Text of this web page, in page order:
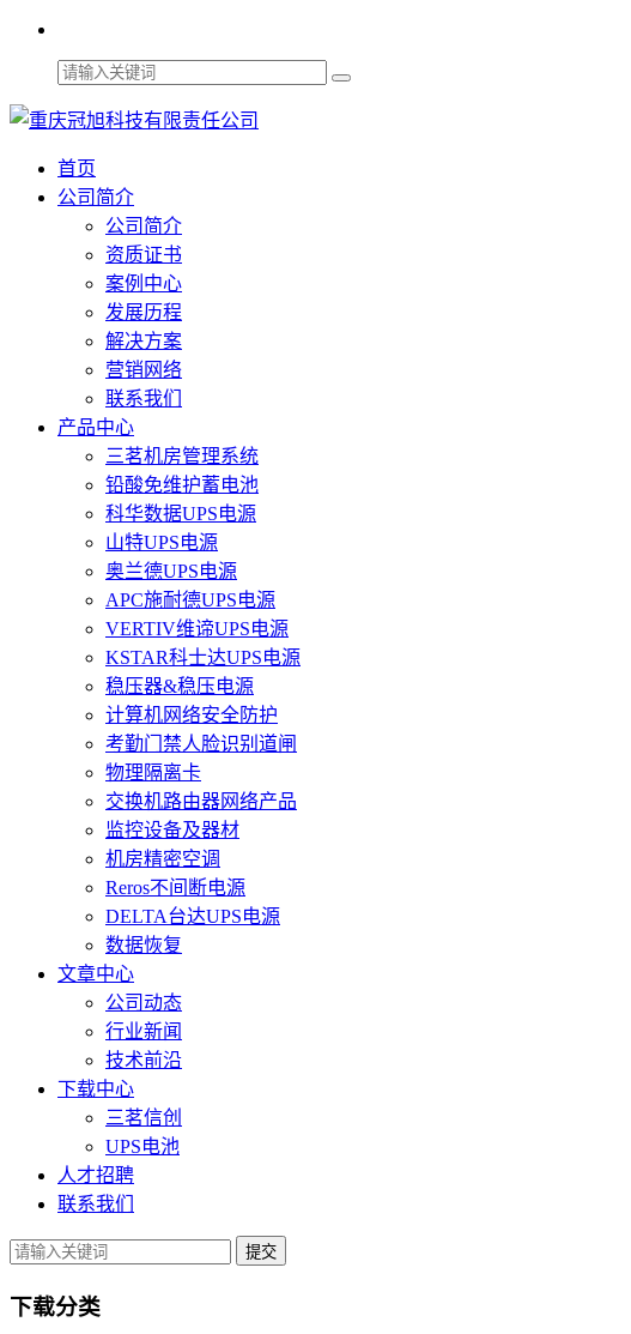
首页
公司简介
公司简介
资质证书
案例中心
发展历程
解决方案
营销网络
联系我们
产品中心
三茗机房管理系统
铅酸免维护蓄电池
科华数据UPS电源
山特UPS电源
奥兰德UPS电源
APC施耐德UPS电源
VERTIV维谛UPS电源
KSTAR科士达UPS电源
稳压器&稳压电源
计算机网络安全防护
考勤门禁人脸识别道闸
物理隔离卡
交换机路由器网络产品
监控设备及器材
机房精密空调
Reros不间断电源
DELTA台达UPS电源
数据恢复
文章中心
公司动态
行业新闻
技术前沿
下载中心
三茗信创
UPS电池
人才招聘
联系我们
提交
下载分类